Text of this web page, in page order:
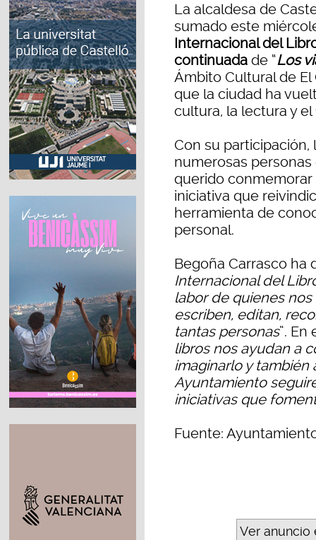
La alcaldesa de
sumado este
Internacional del
continuada de “Los
Ámbito Cultural de
que la ciudad ha
cultura, la lectura y
Con su participación,
numerosas
querido
iniciativa que
herramienta de
personal.
Begoña Carrasco ha
Internacional del
labor de quienes
escriben, editan,
tantas personas”. En
libros nos ayudan a
imaginarlo y también
Ayuntamiento
iniciativas que
Fuente:
Ver anuncio